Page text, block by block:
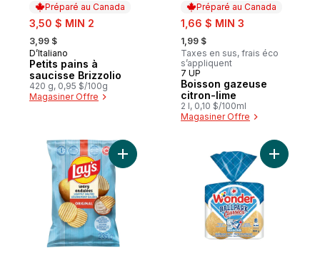
Préparé au Canada
sale:
3,50 $ MIN 2
, formerly:
3,99 $
Préparé au Canada
D’Italiano
Petits pains à
saucisse Brizzolio
420 g, 0,95 $/100g
Magasiner Offre
Préparé au Canada
sale:
1,66 $ MIN 3
, formerly:
1,99 $
Taxes en sus, frais éco
s’appliquent
Préparé au Canada
7 UP
Boisson gazeuse
citron-lime
2 l, 0,10 $/100ml
Magasiner Offre
Ajouter Croustilles Ondulées Lte au panier
Ajouter